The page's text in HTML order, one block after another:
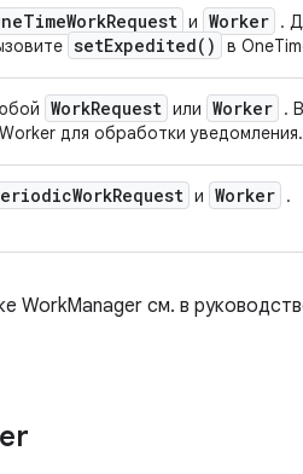
TimeWorkRequest и Worker .
setExpedited( ) в
WorkRequest или Worker .
для обработки уведомления.
WorkRequest и Worker .
WorkManager см. в